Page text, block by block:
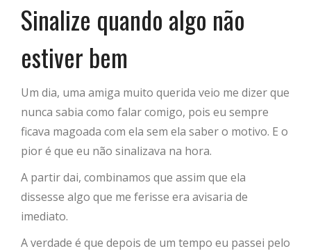
Sinalize quando algo não
estiver bem
Um dia, uma amiga muito querida veio me dizer que
nunca sabia como falar comigo, pois eu sempre
ficava magoada com ela sem ela saber o motivo. E o
pior é que eu não sinalizava na hora.
A partir dai, combinamos que assim que ela
dissesse algo que me ferisse era avisaria de
imediato.
A verdade é que depois de um tempo eu passei pelo